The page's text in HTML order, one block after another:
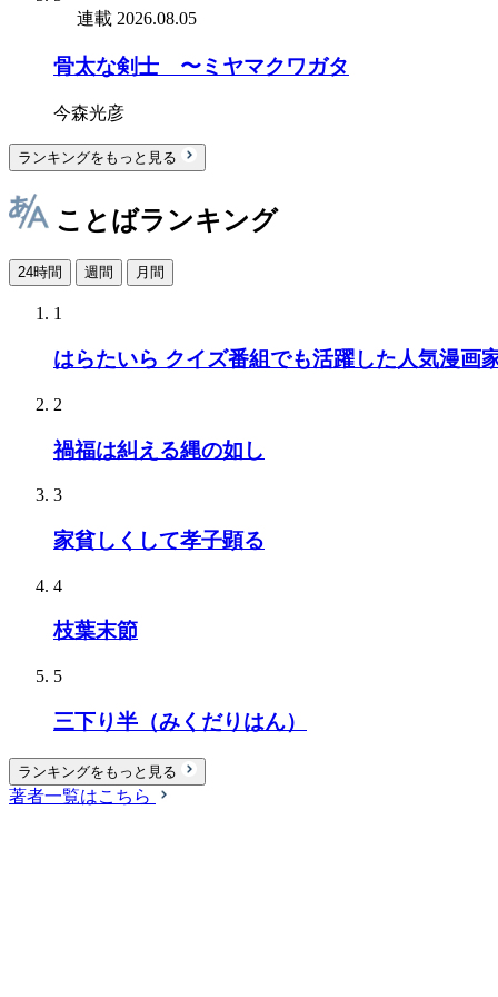
連載 2026.08.05
骨太な剣士 〜ミヤマクワガタ
今森光彦
ランキングをもっと見る
ことばランキング
24時間 週間 月間
1
はらたいら クイズ番組でも活躍した人気漫画
2
禍福は糾える縄の如し
3
家貧しくして孝子顕る
4
枝葉末節
5
三下り半（みくだりはん）
ランキングをもっと見る
著者一覧はこちら